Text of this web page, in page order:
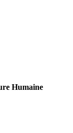
Humaine